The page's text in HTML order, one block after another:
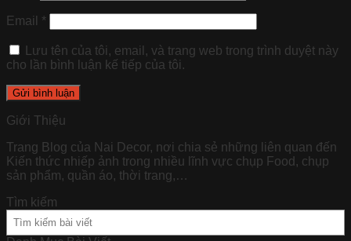
Email *
Lưu tên của tôi, email, và trang web trong trình duyệt này
cho lần bình luận kế tiếp của tôi.
Giới Thiệu
Trang Blog của Nai Decor, nơi chia sẻ những liên quan đến
Kiến thức nhiếp ảnh trong nhiều lĩnh vực chụp Food, chụp
sản phẩm, quần áo, thời trang,…
Tìm kiếm